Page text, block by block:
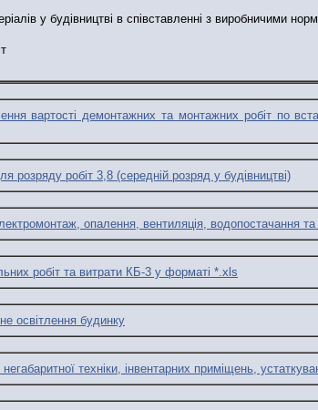
у будівництві в співставленні з виробничими
вартості демонтажних та монтажних робіт по
розряду робіт 3,8 (середній розряд у будівництві)
опалення, вентиляція, водопостачання та
робіт та витрати КБ-3 у форматі *.xls
освітлення будинку
техніки, інвентарних приміщень,